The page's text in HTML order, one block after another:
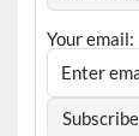
Your email: